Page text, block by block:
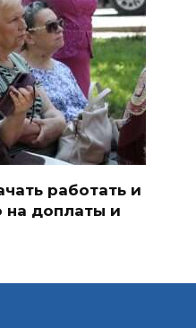
работать и
на доплаты и